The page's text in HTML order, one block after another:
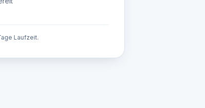
Laufzeit.